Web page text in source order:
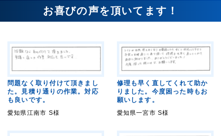
お喜びの声を頂いてます！
問題なく取り付けて頂きまし
た。見積り通りの作業。対応
も良いです。
愛知県江南市 S様
修理も早く直してくれて助か
りました。今度困った時もお
願いします。
愛知県一宮市 S様